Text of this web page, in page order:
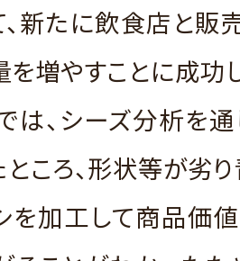
新たに飲食店と販
増やすことに成功
は、シーズ分析を
ころ、形状等が劣
を加工して商品価